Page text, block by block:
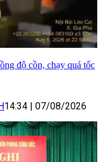
độ cồn, chạy quá tốc
14:34 | 07/08/2026